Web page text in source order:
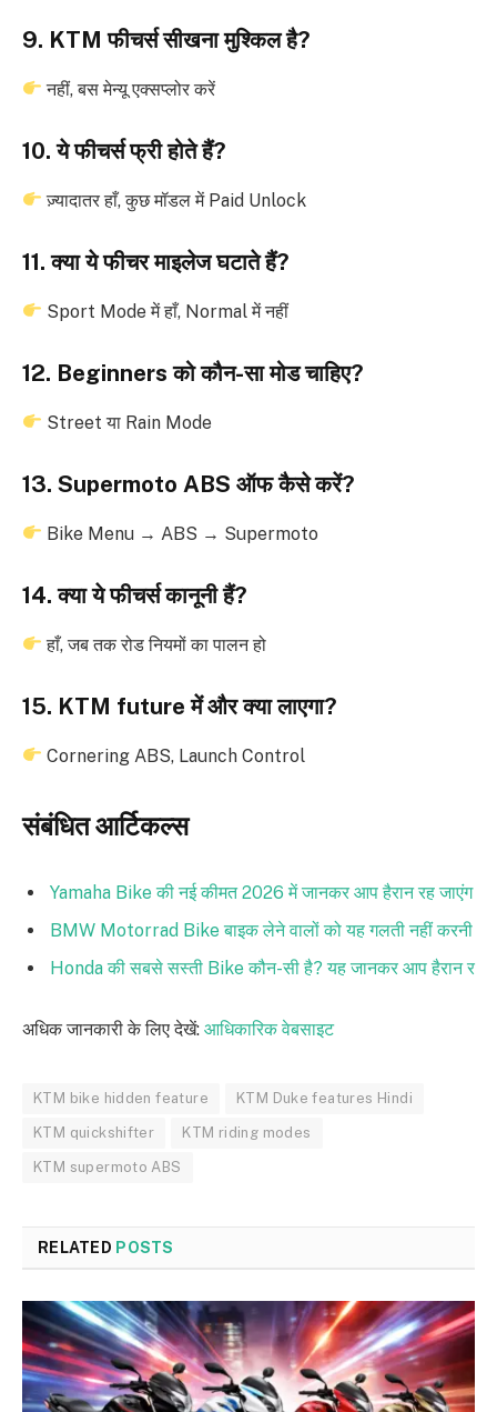
9. KTM फीचर्स सीखना मुश्किल है?
नहीं, बस मेन्यू एक्सप्लोर करें
10. ये फीचर्स फ्री होते हैं?
ज़्यादातर हाँ, कुछ मॉडल में Paid Unlock
11. क्या ये फीचर माइलेज घटाते हैं?
Sport Mode में हाँ, Normal में नहीं
12. Beginners को कौन-सा मोड चाहिए?
Street या Rain Mode
13. Supermoto ABS ऑफ कैसे करें?
Bike Menu → ABS → Supermoto
14. क्या ये फीचर्स कानूनी हैं?
हाँ, जब तक रोड नियमों का पालन हो
15. KTM future में और क्या लाएगा?
Cornering ABS, Launch Control
संबंधित आर्टिकल्स
Yamaha Bike की नई कीमत 2026 में जानकर आप हैरान रह जाएंग
BMW Motorrad Bike बाइक लेने वालों को यह गलती नहीं करनी
Honda की सबसे सस्ती Bike कौन-सी है? यह जानकर आप हैरान र
अधिक जानकारी के लिए देखें: आधिकारिक वेबसाइट
KTM bike hidden feature KTM Duke features Hindi
KTM quickshifter KTM riding modes
KTM supermoto ABS
RELATED POSTS